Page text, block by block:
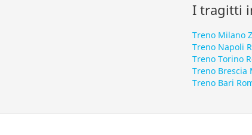
I tragitti
Treno Milano
Treno Napoli
Treno Torino
Treno Brescia
Treno Bari